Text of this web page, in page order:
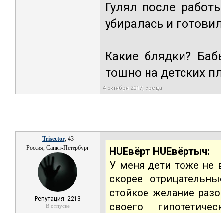
Гулял после
убиралась и
Какие блядки?
тошно на детских
4 октября 2017, среда
Trisector, 43
Россия, Санкт-Петербург
Репутация: 2213
В отпуске
HUEвёрт HUEвёртыч:
У меня дети тоже не
скорее
стойкое желание
своего